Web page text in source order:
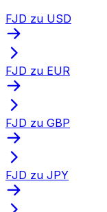
FJD zu USD
FJD zu EUR
FJD zu GBP
FJD zu JPY